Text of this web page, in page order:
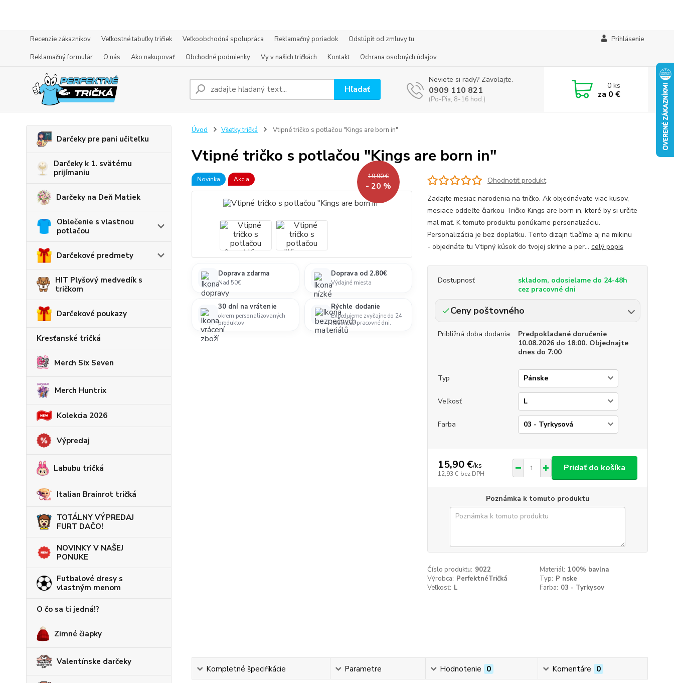
Recenzie zákazníkov Veľkostné tabuľky tričiek Veľkoobchodná spolupráca Reklamačný poriadok
Odstúpiť od zmluvy tu
Reklamačný formulár
O nás Ako nakupovať Obchodné podmienky Vy v našich tričkách Kontakt Ochrana osobných údajov
Prihlásenie
Hľadať
Neviete si rady? Zavolajte.
0909 110 821
(Po-Pia, 8-16 hod.)
0ks
za 0 €
Darčeky pre pani učiteľku
Darčeky k 1. svätému
prijímaniu
Darčeky na Deň Matiek
Oblečenie s vlastnou
potlačou
Darčekové predmety
HIT Plyšový medvedík s
tričkom
Darčekové poukazy
Kresťanské tričká
Merch Six Seven
Merch Huntrix
Kolekcia 2026
Výpredaj
Labubu tričká
Italian Brainrot tričká
TOTÁLNY VÝPREDAJ
FURT DAČO!
NOVINKY V NAŠEJ
PONUKE
Futbalové dresy s
vlastným menom
O čo sa ti jedná!?
Zimné čiapky
Valentínske darčeky
Úvod Všetky tričká Vtipné tričko s potlačou "Kings are born in"
Vtipné tričko s potlačou "Kings are born in"
Novinka Akcia 19,90 €
- 20 %
Doprava zdarma
Nad 50€
Doprava od 2.80€
Výdajné miesta
30 dní na vrátenie
okrem personalizovaných
produktov
Rýchle dodanie
Expedujeme zvyčajne do 24
hodín cez pracovné dni.
Ohodnotiť produkt
Zadajte mesiac narodenia na tričko. Ak objednávate viac kusov,
mesiace oddeľte čiarkou Tričko Kings are born in, ktoré by si určite
mal mať. K tomuto produktu ponúkame personalizáciu.
Personalizácia je bez doplatku. Tento dizajn tlačíme aj na mikinu
- objednáte tu Vtipný kúsok do tvojej skrine a per... celý popis
Dostupnosť
skladom, odosielame do 24-48h
cez pracovné dni
Ceny poštovného
Približná doba dodania
Predpokladané doručenie
10.08.2026 do 18:00. Objednajte
dnes do 7:00
Typ
Veľkosť
Farba
15,90 €/ks
12,93 € bez DPH
Pridať do košíka
Poznámka k tomuto produktu
Číslo produktu: 9022 Materiál: 100% bavlna
Výrobca: PerfektnéTričká Typ: P nske
Veľkosť: L Farba: 03 - Tyrkysov
Kompletné špecifikácie Parametre Hodnotenie 0 Komentáre 0